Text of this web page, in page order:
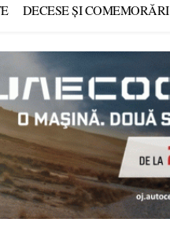
DECESE ȘI COMEMORĂRI